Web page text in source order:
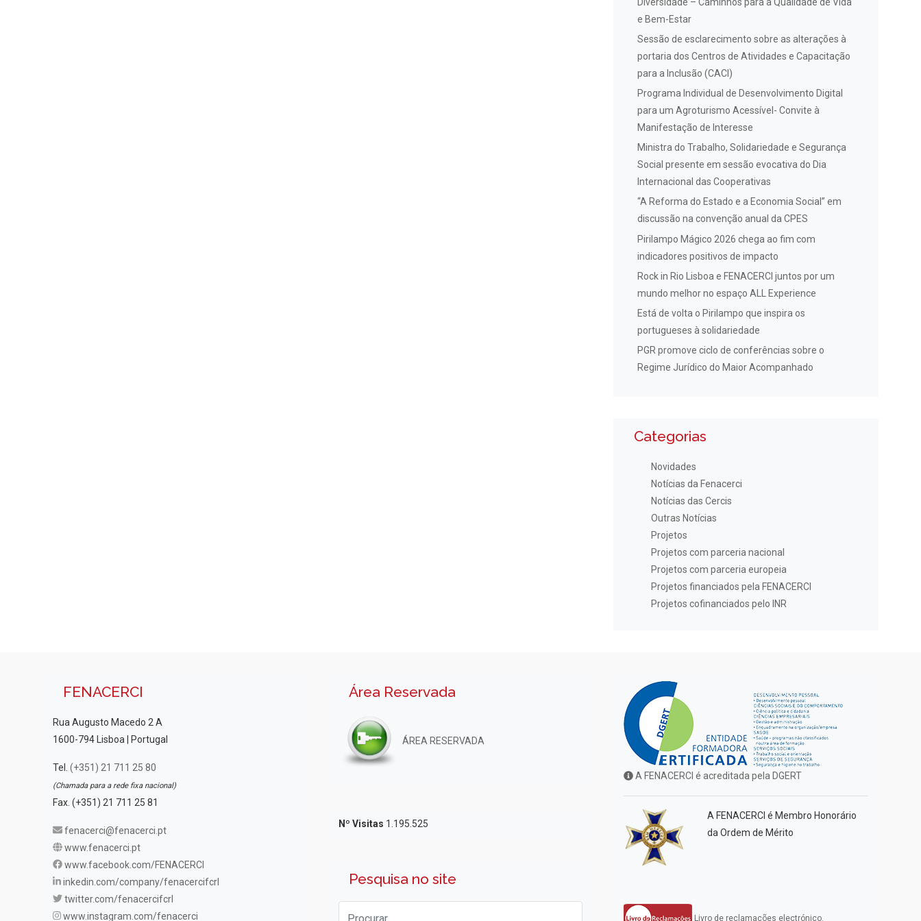
e Bem-Estar
Sessão de esclarecimento sobre as alterações à
portaria dos Centros de Atividades e Capacitação
para a Inclusão (CACI)
Programa Individual de Desenvolvimento Digital
para um Agroturismo Acessível- Convite à
Manifestação de Interesse
Ministra do Trabalho, Solidariedade e Segurança
Social presente em sessão evocativa do Dia
Internacional das Cooperativas
“A Reforma do Estado e a Economia Social” em
discussão na convenção anual da CPES
Pirilampo Mágico 2026 chega ao fim com
indicadores positivos de impacto
Rock in Rio Lisboa e FENACERCI juntos por um
mundo melhor no espaço ALL Experience
Está de volta o Pirilampo que inspira os
portugueses à solidariedade
PGR promove ciclo de conferências sobre o
Regime Jurídico do Maior Acompanhado
Categorias
Novidades
Notícias da Fenacerci
Notícias das Cercis
Outras Notícias
Projetos
Projetos com parceria nacional
Projetos com parceria europeia
Projetos financiados pela FENACERCI
Projetos cofinanciados pelo INR
FENACERCI
Rua Augusto Macedo 2 A
1600-794 Lisboa | Portugal
Tel. (+351) 21 711 25 80
(Chamada para a rede fixa nacional)
Fax. (+351) 21 711 25 81
fenacerci@fenacerci.pt
www.fenacerci.pt
www.facebook.com/FENACERCI
inkedin.com/company/fenacercifcrl
twitter.com/fenacercifcrl
www.instagram.com/fenacerci
Área Reservada
ÁREA RESERVADA
Nº Visitas 1.195.525
Pesquisa no site
A FENACERCI é acreditada pela DGERT
A FENACERCI é Membro Honorário
da Ordem de Mérito
Livro de reclamações electrónico.